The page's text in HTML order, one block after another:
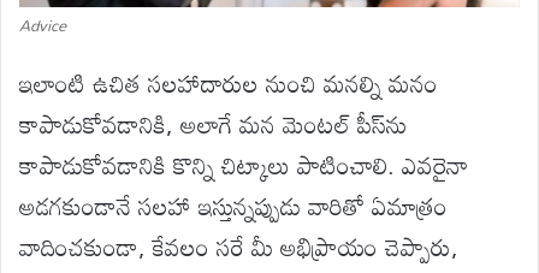
Advice
ఇలాంటి ఉచిత సలహాదారుల నుంచి మనల్ని మనం
కాపాడుకోవడానికి, అలాగే మన మెంటల్ పీస్‌ను
కాపాడుకోవడానికి కొన్ని చిట్కాలు పాటించాలి. ఎవరైనా
అడగకుండానే సలహా ఇస్తున్నప్పుడు వారితో ఏమాత్రం
వాదించకుండా, కేవలం సరే మీ అభిప్రాయం చెప్పారు,